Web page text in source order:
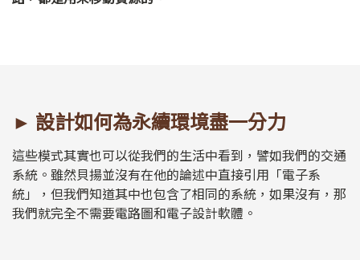
► 設計如何為永續環境盡一分力
這些模式其實也可以從我們的生活中看到，譬如我們的交通
系統。雖然貝揚並沒有在他的論述中直接引用「電子系
統」，但我們知道其中也包含了相同的系統，如果沒有，那
我們就完全不需要電路圖和電子設計軟體。